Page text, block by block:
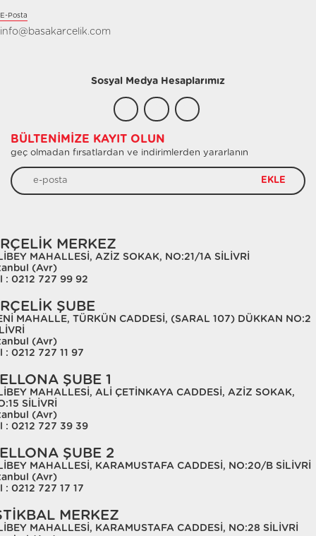
E-Posta
info@basakarcelik.com
Sosyal Medya Hesaplarımız
BÜLTENIMIZE KAYIT OLUN
geç olmadan fırsatlardan ve indirimlerden yararlanın
EKLE
MERKEZ
MAHALLESİ, AZİZ SOKAK, NO:21/1A SİLİVRİ
(Avr)
: 0212 727 99 92
ŞUBE
MAHALLE, TÜRKÜN CADDESİ, (SARAL 107) DÜKKAN NO:2
(Avr)
: 0212 727 11 97
ŞUBE 1
MAHALLESİ, ALİ ÇETİNKAYA CADDESİ, AZİZ SOKAK,
SİLİVRİ
(Avr)
: 0212 727 39 39
ŞUBE 2
MAHALLESİ, KARAMUSTAFA CADDESİ, NO:20/B SİLİVRİ
(Avr)
: 0212 727 17 17
MERKEZ
MAHALLESİ, KARAMUSTAFA CADDESİ, NO:28 SİLİVRİ